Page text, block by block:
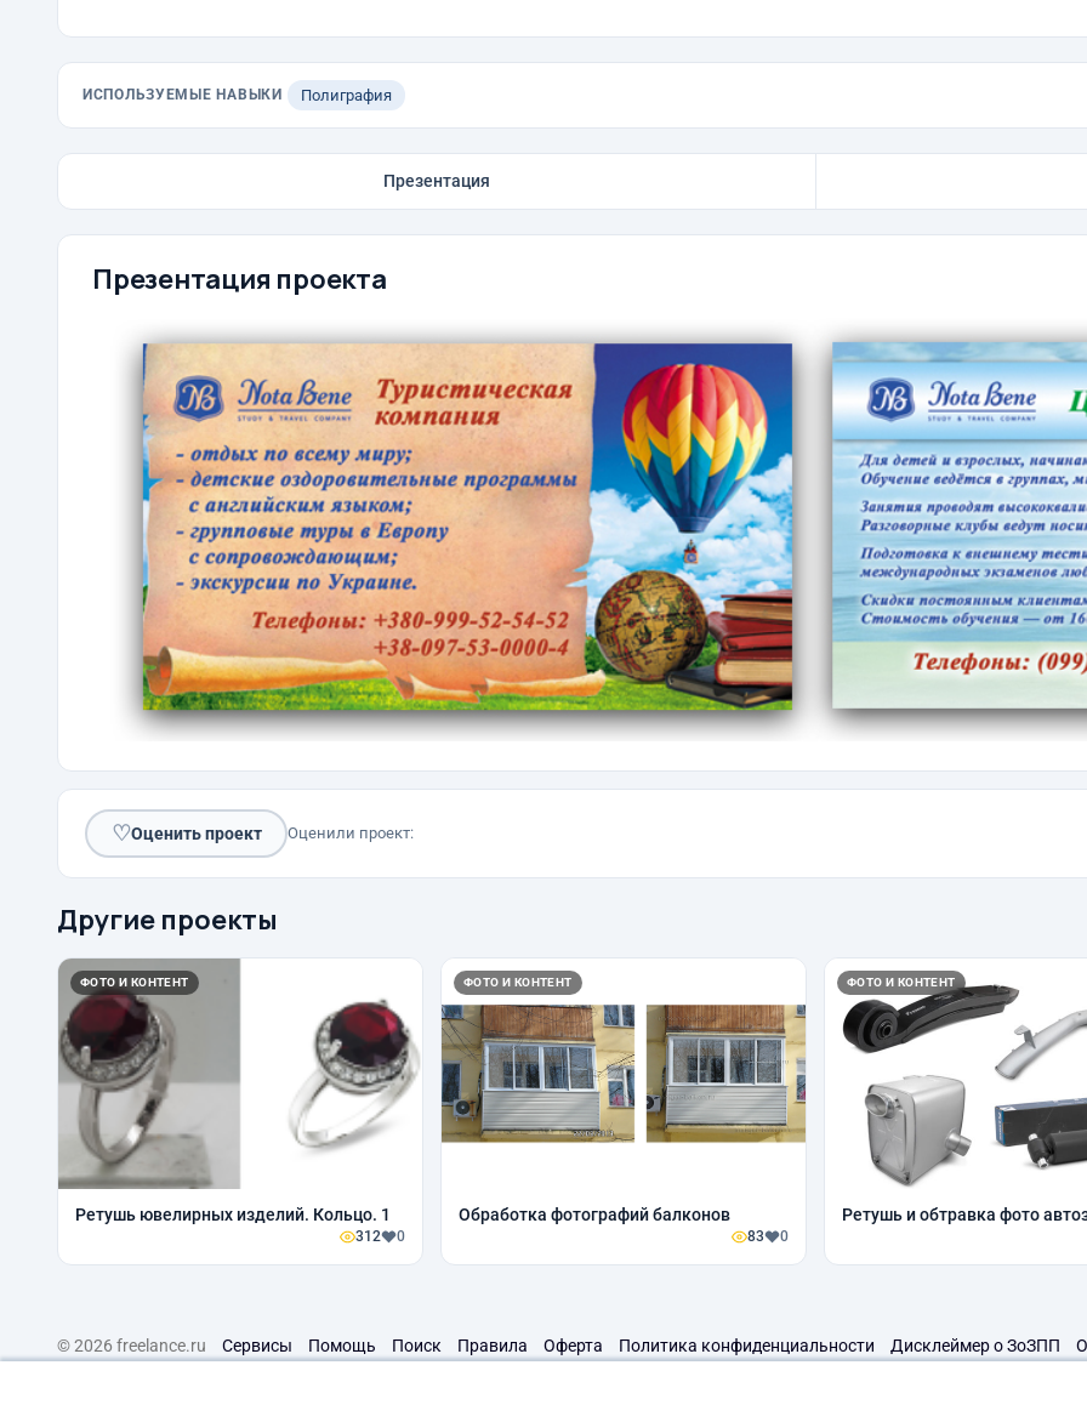
ИСПОЛЬЗУЕМЫЕ НАВЫКИ Полиграфия
Презентация
Презентация проекта
♡Оценить проект Оценили проект:
Другие проекты
ФОТО И КОНТЕНТ
Ретушь ювелирных изделий. Кольцо. 1
312 0
ФОТО И КОНТЕНТ
Обработка фотографий балконов
83 0
ФОТО И КОНТЕНТ
Ретушь и обтравка фото
© 2026 freelance.ru Сервисы Помощь Поиск Правила Оферта Политика конфиденциальности Дисклеймер о ЗоЗПП